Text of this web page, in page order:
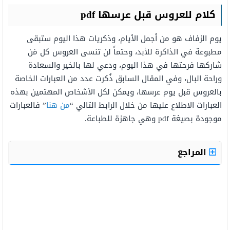
كلام للعروس قبل عرسها pdf
يوم الزفاف هو من أجمل الأيام، وذكريات هذا اليوم ستبقى
مطبوعة في الذاكرة للأبد، وحتماً لن تنسى العروس كل مَن
شاركها فرحتها في هذا اليوم، ودعي لها بالخير والسعادة
وراحة البال، وفي المقال السابق ذُكرت عدد من العبارات الخاصة
بالعروس قبل يوم عرسها، ويمكن لكل الأشخاص المهتمين بهذه
العبارات الاطلاع عليها من خلال الرابط التالي “من هنا” فالعبارات
موجودة بصيغة pdf وهي جاهزة للطباعة.
المراجع